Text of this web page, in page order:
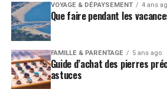
VOYAGE & DÉPAYSEMENT 4 ans
Que faire pendant les
FAMILLE & PARENTAGE 5 ans ago
Guide d’achat des pierres
astuces